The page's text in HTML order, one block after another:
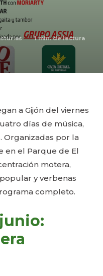
1min. de lectura
a Gijón del viernes
días de música,
Organizadas por la
en el Parque de El
motera,
y verbenas
completo.